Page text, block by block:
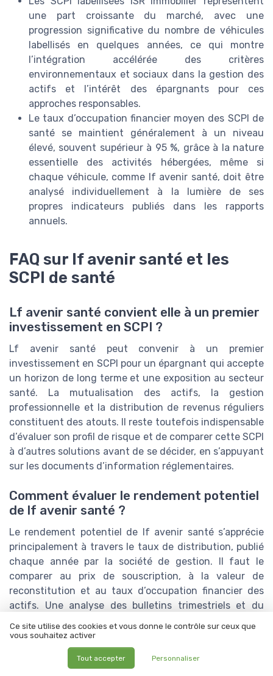
une part croissante du marché, avec une
progression significative du nombre de véhicules
labellisés en quelques années, ce qui montre
l’intégration accélérée des critères
environnementaux et sociaux dans la gestion des
actifs et l’intérêt des épargnants pour ces
approches responsables.
Le taux d’occupation financier moyen des SCPI de
santé se maintient généralement à un niveau
élevé, souvent supérieur à 95 %, grâce à la nature
essentielle des activités hébergées, même si
chaque véhicule, comme lf avenir santé, doit être
analysé individuellement à la lumière de ses
propres indicateurs publiés dans les rapports
annuels.
FAQ sur lf avenir santé et les
SCPI de santé
Lf avenir santé convient elle à un premier
investissement en SCPI ?
Lf avenir santé peut convenir à un premier
investissement en SCPI pour un épargnant qui accepte
un horizon de long terme et une exposition au secteur
santé. La mutualisation des actifs, la gestion
professionnelle et la distribution de revenus réguliers
constituent des atouts. Il reste toutefois indispensable
d’évaluer son profil de risque et de comparer cette SCPI
à d’autres solutions avant de se décider, en s’appuyant
sur les documents d’information réglementaires.
Comment évaluer le rendement potentiel
de lf avenir santé ?
Le rendement potentiel de lf avenir santé s’apprécie
principalement à travers le taux de distribution, publié
chaque année par la société de gestion. Il faut le
comparer au prix de souscription, à la valeur de
reconstitution et au taux d’occupation financier des
actifs. Une analyse des bulletins trimestriels et du
rendement dans le temps, en tenant compte des
travaux prévus et de la politique de reconstitution du
Ce site utilise des cookies et vous donne le contrôle sur ceux que
vous souhaitez activer
Tout accepter Personnaliser